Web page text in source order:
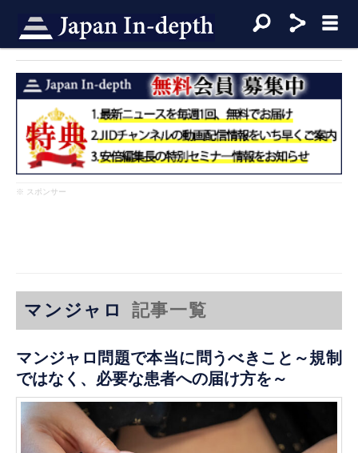
※ スポンサー
マンジャロ 記事一覧
マンジャロ問題で本当に問うべきこと～規制
ではなく、必要な患者への届け方を～